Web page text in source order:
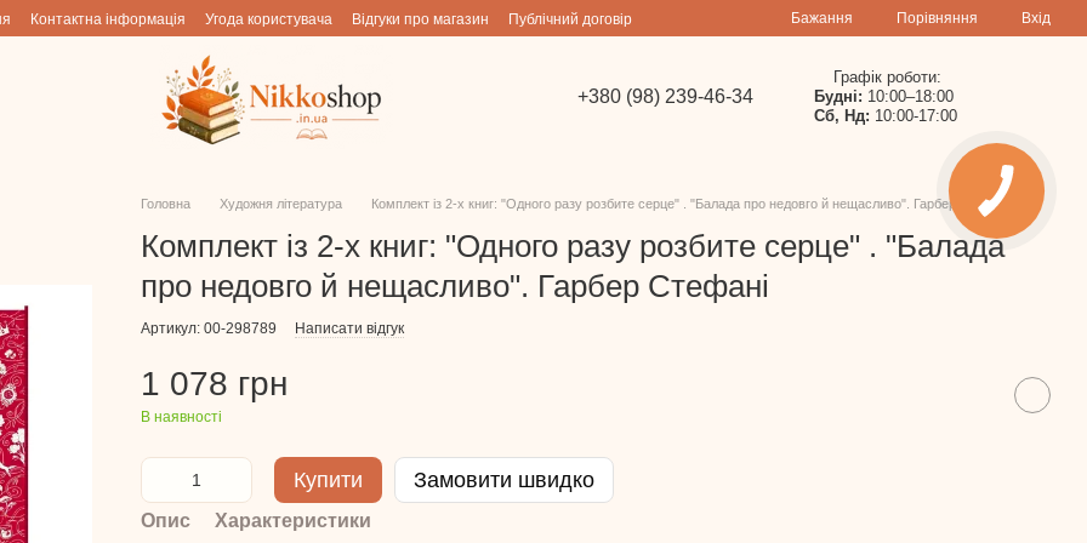
Контактна інформація Угода користувача Відгуки про магазин Публічний договір Бажання Порівняння Вхід
+380 (98) 239-46-34
Графік роботи:
Будні: 10:00–18:00
Сб, Нд: 10:00-17:00
Головна Художня література Комплект із 2-х книг: "Одного разу розбите серце" . "Балада про недовго й нещасливо". Гарбер Стефані
Комплект із 2-х книг: "Одного разу розбите серце" . "Балада
про недовго й нещасливо". Гарбер Стефані
Артикул: 00-298789 Написати відгук
1 078 грн
В наявності
Купити Замовити швидко
Опис Характеристики